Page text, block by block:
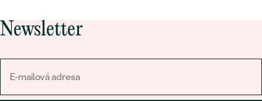
Newsletter